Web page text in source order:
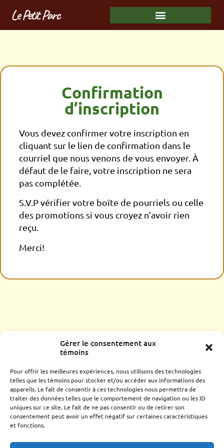
Gérer le consentement aux
témoins
Pour offrir les meilleures expériences, nous utilisons des technologies
telles que les témoins pour stocker et/ou accéder aux informations des
appareils. Le fait de consentir à ces technologies nous permettra de
traiter des données telles que le comportement de navigation ou les ID
uniques sur ce site. Le fait de ne pas consentir ou de retirer son
consentement peut avoir un effet négatif sur certaines caractéristiques
et fonctions.
Le Petit Parc
Confirmation
d’inscription
Vous devez confirmer votre inscription en
cliquant sur le lien de confirmation dans le
courriel que nous venons de vous envoyer. À
défaut de le faire, votre inscription ne sera
pas complétée.
S.V.P vérifier votre boîte de pourriels ou celle
des promotions si vous croyez n’avoir rien
reçu.
Merci!
Le Petit Parc est un espace communautaire virtuel à fréquenter
pour apprendre, s’amuser, bricoler, discuter et un jour, acheter
créateurs des deux rives de l’Outaouais, Le Petit Parc est
ouvert à tous. C’est un espace éclectique, multiculturel et
multigénérationnel foisonnant de projets et d’idées.
Courriel:kiosque@lepetitparc.ca
Infrastructure:Pentafolio inc.